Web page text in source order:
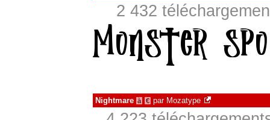
2 432
Nightmare à € par Mozatype